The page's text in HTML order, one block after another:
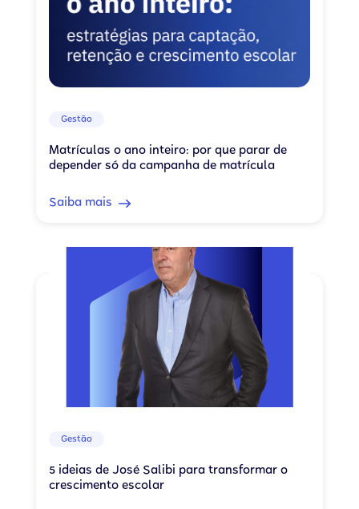
Gestão
Matrículas o ano inteiro: por que parar de
depender só da campanha de matrícula
Saiba mais
Gestão
5 ideias de José Salibi para transformar o
crescimento escolar